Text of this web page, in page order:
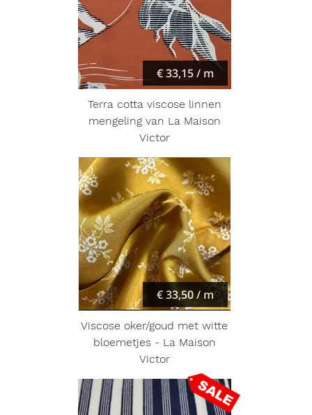
€ 33,15 / m
Terra cotta viscose linnen
mengeling van La Maison
Victor
€ 33,50 / m
Viscose oker/goud met witte
bloemetjes - La Maison
Victor